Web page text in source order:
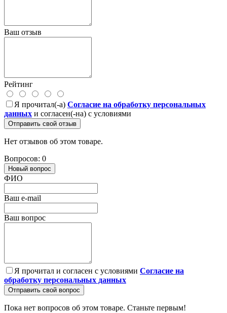
Ваш отзыв
Рейтинг
Я прочитал(-а) Согласие на обработку персональных
данных и согласен(-на) с условиями
Отправить свой отзыв
Нет отзывов об этом товаре.
Вопросов: 0
Новый вопрос
ФИО
Ваш e-mail
Ваш вопрос
Я прочитал и согласен с условиями Согласие на
обработку персональных данных
Отправить свой вопрос
Пока нет вопросов об этом товаре. Станьте первым!